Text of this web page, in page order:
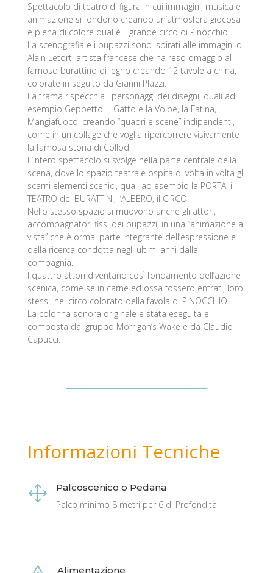
Spettacolo di teatro di figura in cui immagini, musica e
animazione si fondono creando un’atmosfera giocosa
e piena di colore qual è il grande circo di Pinocchio…
La scenografia e i pupazzi sono ispirati alle immagini di
Alain Letort, artista francese che ha reso omaggio al
famoso burattino di legno creando 12 tavole a china,
colorate in seguito da Gianni Plazzi.
La trama rispecchia i personaggi dei disegni, quali ad
esempio Geppetto, il Gatto e la Volpe, la Fatina,
Mangiafuoco, creando “quadri e scene” indipendenti,
come in un collage che voglia ripercorrere visivamente
la famosa storia di Collodi.
L’intero spettacolo si svolge nella parte centrale della
scena, dove lo spazio teatrale ospita di volta in volta gli
scarni elementi scenici, quali ad esempio la PORTA, il
TEATRO dei BURATTINI, l’ALBERO, il CIRCO.
Nello stesso spazio si muovono anche gli attori,
accompagnatori fissi dei pupazzi, in una “animazione a
vista” che è ormai parte integrante dell’espressione e
della ricerca condotta negli ultimi anni dalla
compagnia.
I quattro attori diventano così fondamento dell’azione
scenica, come se in carne ed ossa fossero entrati, loro
stessi, nel circo colorato della favola di PINOCCHIO.
La colonna sonora originale è stata eseguita e
composta dal gruppo Morrigan’s Wake e da Claudio
Capucci.
Informazioni Tecniche
1
Palcoscenico o Pedana
Palco minimo 8 metri per 6 di Profondità
Alimentazione